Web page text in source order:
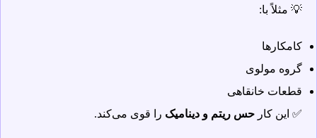
💡 مثلاً با:
کامکارها
گروه مولوی
قطعات خانقاهی
✅ این کار حس ریتم و دینامیک را قوی می‌کند.